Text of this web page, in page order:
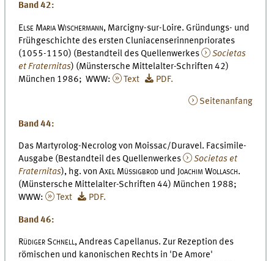
Band 42:
Else Maria Wischermann, Marcigny-sur-Loire. Gründungs- und
Frühgeschichte des ersten Cluniacenserinnenpriorates
(1055-1150) (Bestandteil des Quellenwerkes
Societas
et Fraternitas) (Münstersche Mittelalter-Schriften 42)
München 1986; WWW:
Text PDF.
Seitenanfang
Band 44:
Das Martyrolog-Necrolog von Moissac/Duravel. Facsimile-
Ausgabe (Bestandteil des Quellenwerkes
Societas et
Fraternitas), hg. vonAxel Müssigbrod und Joachim Wollasch.
(Münstersche Mittelalter-Schriften 44) München 1988;
WWW:
Text PDF.
Band 46:
Rüdiger Schnell,Andreas Capellanus. Zur Rezeption des
römischen und kanonischen Rechts in 'De Amore'